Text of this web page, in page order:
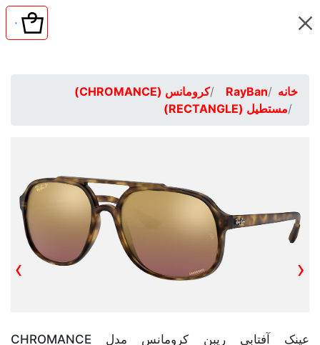
۰
خانه RayBan
کرومانس (CHROMANCE)
مستطیل (RECTANGLE)
‹
›
عینک آفتابی ریبن کرومانس مدل CHROMANCE